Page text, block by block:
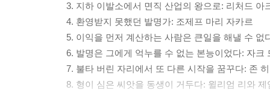
3. 지하 이발소에서 면직 산업의 왕으로: 리처드 아
4. 환영받지 못했던 발명가: 조제프 마리 자카르
5. 이익을 먼저 계산하는 사람은 큰일을 해낼 수 없
6. 발명은 그에게 억누를 수 없는 본능이었다: 자크
7. 불타 버린 자리에서 또 다른 시작을 꿈꾸다: 존
8. 형이 심은 씨앗을 동생이 거두다: 윌리엄 리와 제